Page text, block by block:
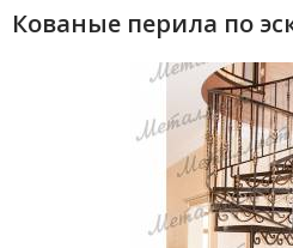
Кованые перила по